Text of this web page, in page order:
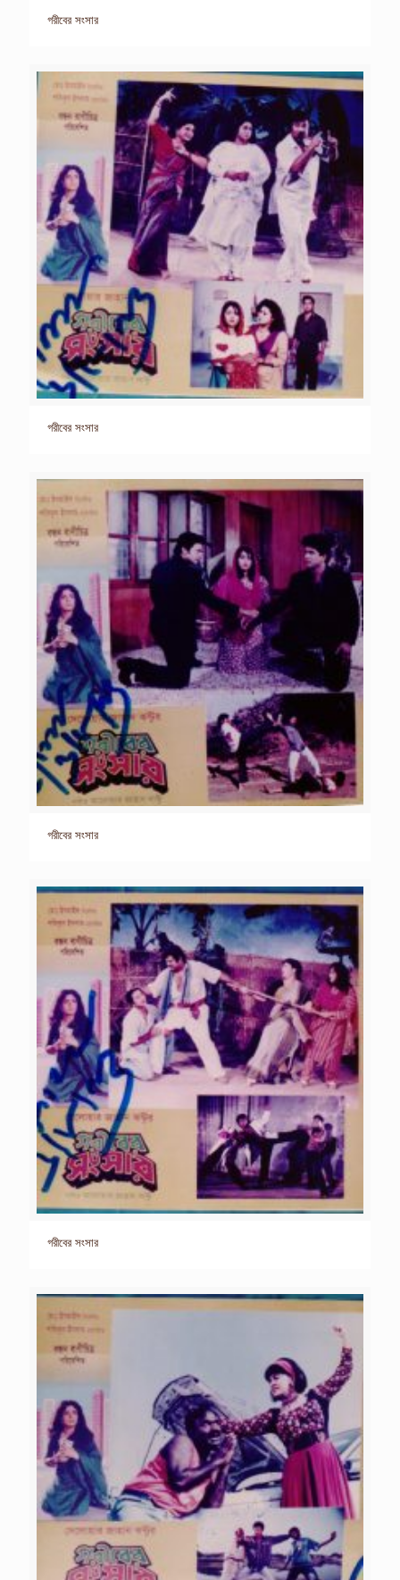
গরীবের সংসার
গরীবের সংসার
গরীবের সংসার
গরীবের সংসার